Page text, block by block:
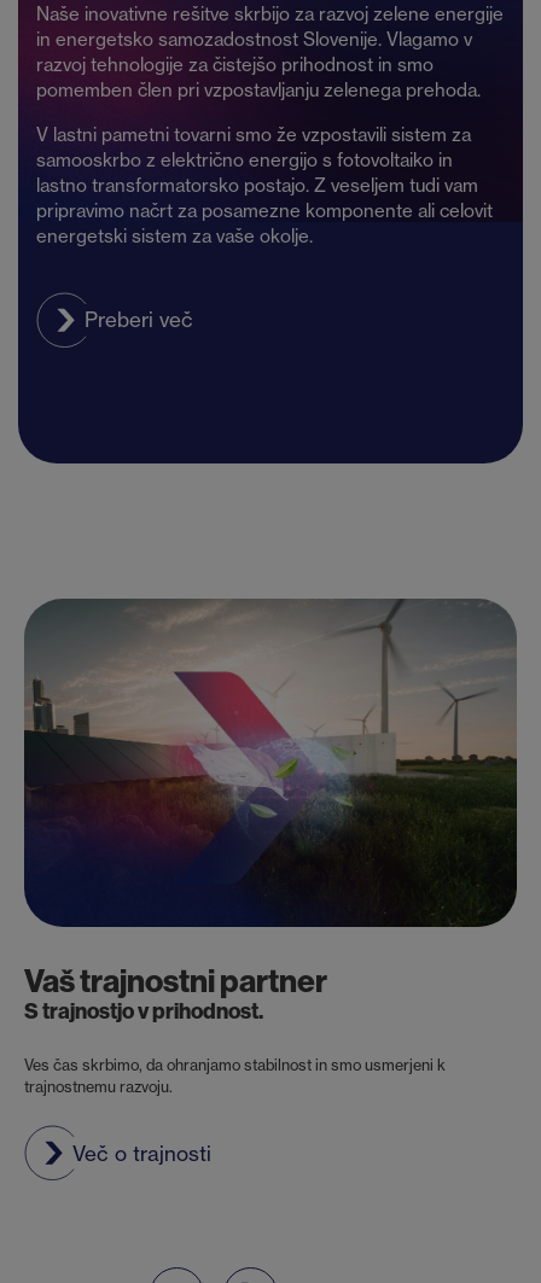
Naše inovativne rešitve skrbijo za razvoj zelene energije
in energetsko samozadostnost Slovenije. Vlagamo v
razvoj tehnologije za čistejšo prihodnost in smo
pomemben člen pri vzpostavljanju zelenega prehoda.
V lastni pametni tovarni smo že vzpostavili sistem za
samooskrbo z električno energijo s fotovoltaiko in
lastno transformatorsko postajo. Z veseljem tudi vam
pripravimo načrt za posamezne komponente ali celovit
energetski sistem za vaše okolje.
Preberi več
Vaš trajnostni partner
S trajnostjo v prihodnost.
Ves čas skrbimo, da ohranjamo stabilnost in smo usmerjeni k
trajnostnemu razvoju.
Več o trajnosti